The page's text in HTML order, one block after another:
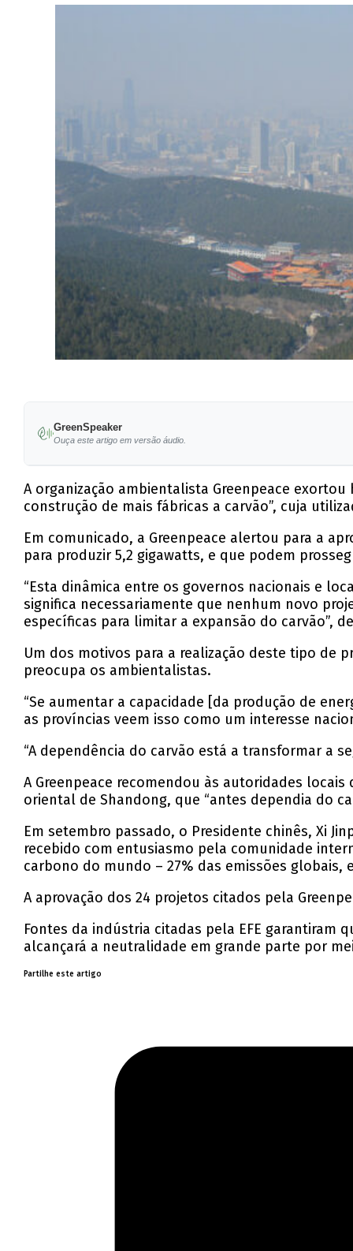
GreenSpeaker
Ouça este artigo em versão áudio.
A organização ambientalista Greenpeace
construção de mais fábricas a carvão”, cuja
Em comunicado, a Greenpeace alertou para a
para produzir 5,2 gigawatts, e que podem
“Esta dinâmica entre os governos nacionais e
significa necessariamente que nenhum novo
específicas para limitar a expansão do carvão”,
Um dos motivos para a realização deste tipo de
preocupa os ambientalistas.
“Se aumentar a capacidade [da produção de
as províncias veem isso como um interesse
“A dependência do carvão está a transformar a
A Greenpeace recomendou às autoridades
oriental de Shandong, que “antes dependia do
Em setembro passado, o Presidente chinês, Xi
recebido com entusiasmo pela comunidade
carbono do mundo – 27% das emissões globais,
A aprovação dos 24 projetos citados pela
Fontes da indústria citadas pela EFE garantiram
alcançará a neutralidade em grande parte por
Partilhe este artigo